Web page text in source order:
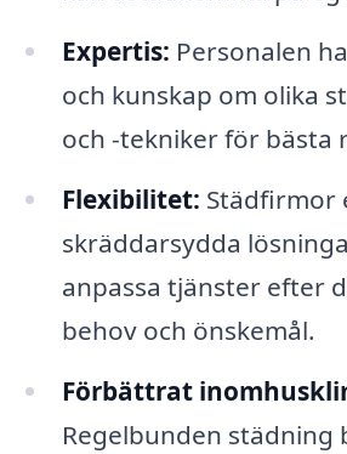
Expertis: Personalen
och kunskap om olika
och -tekniker för bästa
Flexibilitet: Städfirmor
skräddarsydda
anpassa tjänster efter
behov och önskemål.
Förbättrat
Regelbunden städning